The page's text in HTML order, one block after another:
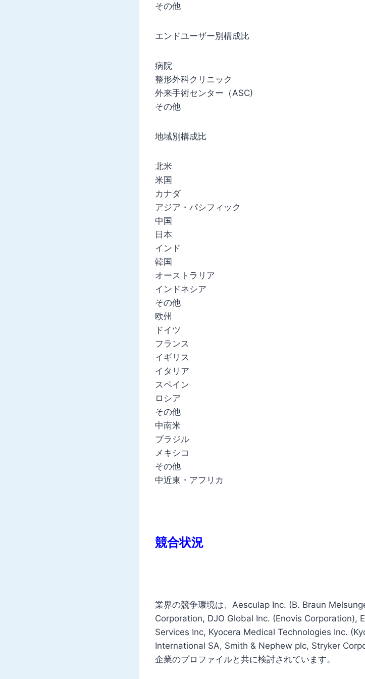
その他
エンドユーザー別構成比
病院
整形外科クリニック
外来手術センター（ASC)
その他
地域別構成比
北米
米国
カナダ
アジア・パシフィック
中国
日本
インド
韓国
オーストラリア
インドネシア
その他
欧州
ドイツ
フランス
イギリス
イタリア
スペイン
ロシア
その他
中南米
ブラジル
メキシコ
その他
中近東・アフリカ
競合状況
業界の競争環境は、Aesculap Inc. (B. Braun
Corporation, DJO Global Inc. (Enovis Corporation),
Services Inc, Kyocera Medical Technologies Inc.
International SA, Smith & Nephew plc, Stryker
企業のプロファイルと共に検討されています。